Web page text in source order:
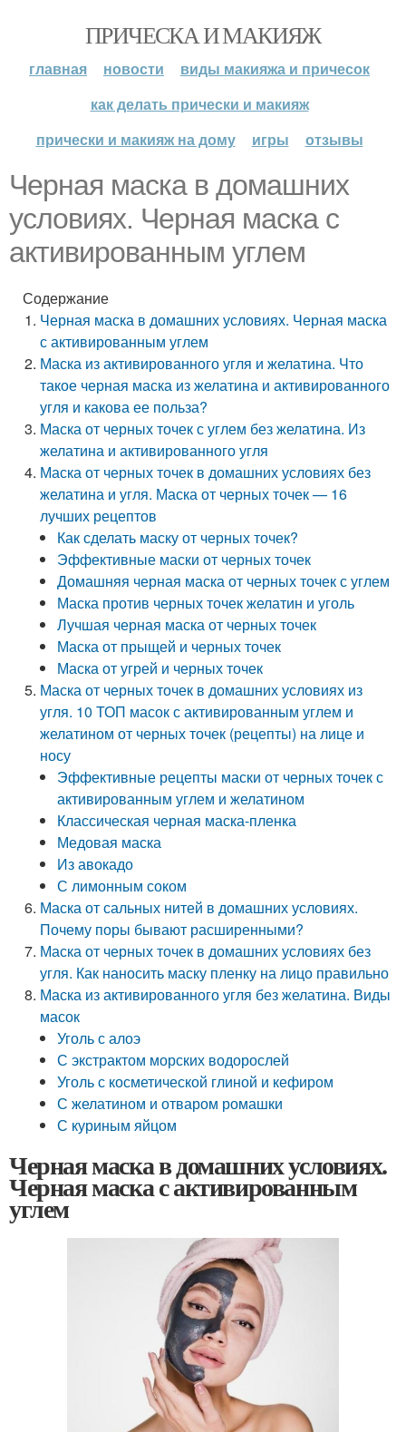
ПРИЧЕСКА И МАКИЯЖ
главная новости
виды макияжа и причесок
как делать прически и макияж
прически и макияж на дому
игры отзывы
Черная маска в домашних
условиях. Черная маска с
активированным углем
Содержание
Черная маска в домашних условиях. Черная маска
с активированным углем
Маска из активированного угля и желатина. Что
такое черная маска из желатина и активированного
угля и какова ее польза?
Маска от черных точек с углем без желатина. Из
желатина и активированного угля
Маска от черных точек в домашних условиях без
желатина и угля. Маска от черных точек — 16
лучших рецептов
Как сделать маску от черных точек?
Эффективные маски от черных точек
Домашняя черная маска от черных точек с углем
Маска против черных точек желатин и уголь
Лучшая черная маска от черных точек
Маска от прыщей и черных точек
Маска от угрей и черных точек
Маска от черных точек в домашних условиях из
угля. 10 ТОП масок с активированным углем и
желатином от черных точек (рецепты) на лице и
носу
Эффективные рецепты маски от черных точек с
активированным углем и желатином
Классическая черная маска-пленка
Медовая маска
Из авокадо
С лимонным соком
Маска от сальных нитей в домашних условиях.
Почему поры бывают расширенными?
Маска от черных точек в домашних условиях без
угля. Как наносить маску пленку на лицо правильно
Маска из активированного угля без желатина. Виды
масок
Уголь с алоэ
С экстрактом морских водорослей
Уголь с косметической глиной и кефиром
С желатином и отваром ромашки
С куриным яйцом
Черная маска в домашних условиях.
Черная маска с активированным
углем